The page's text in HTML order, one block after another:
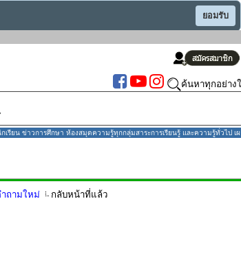
ยอมรับ
ค้นหาทุกอย่าง
รียน ข่าวการศึกษา ห้องสมุดความรู้ทุกกลุ่มสาระการเรียนรู้ และความรู้ทั่วไป เ
ถามใหม่ กลับหน้าที่แล้ว